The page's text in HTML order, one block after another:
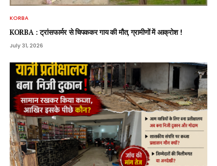
KORBA
KORBA : ट्रांसफार्मर से चिपककर गाय की मौत, ग्रामीणों में आक्रोश !
July 31, 2026